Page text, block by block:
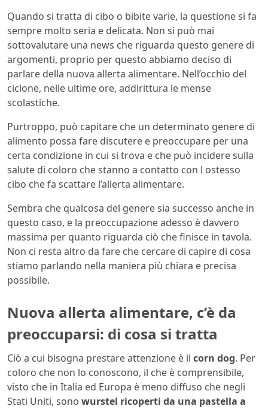
Quando si tratta di cibo o bibite varie, la questione si fa
sempre molto seria e delicata. Non si può mai
sottovalutare una news che riguarda questo genere di
argomenti, proprio per questo abbiamo deciso di
parlare della nuova allerta alimentare. Nell’occhio del
ciclone, nelle ultime ore, addirittura le mense
scolastiche.
Purtroppo, può capitare che un determinato genere di
alimento possa fare discutere e preoccupare per una
certa condizione in cui si trova e che può incidere sulla
salute di coloro che stanno a contatto con l ostesso
cibo che fa scattare l’allerta alimentare.
Sembra che qualcosa del genere sia successo anche in
questo caso, e la preoccupazione adesso è davvero
massima per quanto riguarda ciò che finisce in tavola.
Non ci resta altro da fare che cercare di capire di cosa
stiamo parlando nella maniera più chiara e precisa
possibile.
Nuova allerta alimentare, c’è da
preoccuparsi: di cosa si tratta
Ciò a cui bisogna prestare attenzione è il corn dog. Per
coloro che non lo conoscono, il che è comprensibile,
visto che in Italia ed Europa è meno diffuso che negli
Stati Uniti, sono wurstel ricoperti da una pastella a